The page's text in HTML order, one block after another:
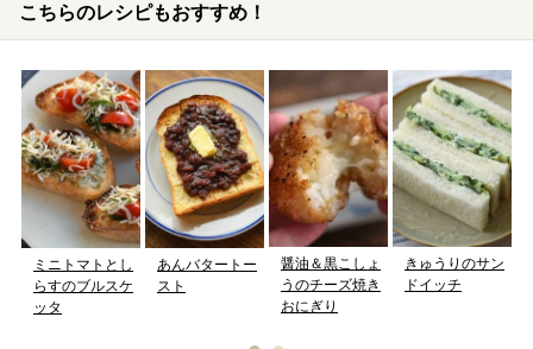
こちらのレシピもおすすめ！
ミニトマトとし
らすのブルスケ
ッタ
あんバタートー
スト
醤油＆黒こしょ
うのチーズ焼き
おにぎり
きゅうりのサン
ドイッチ